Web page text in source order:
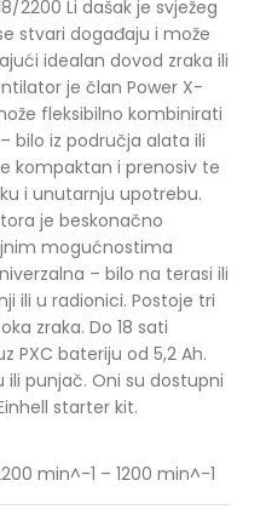
2200 Li dašak je svježeg
stvari događaju i može
idealan dovod zraka ili
je član Power X-
fleksibilno kombinirati
bilo iz područja alata ili
kompaktan i prenosiv te
i unutarnju upotrebu.
je beskonačno
mogućnostima
– bilo na terasi ili
ili u radionici. Postoje tri
zraka. Do 18 sati
PXC bateriju od 5,2 Ah.
punjač. Oni su dostupni
starter kit.
min^-1 – 1200 min^-1